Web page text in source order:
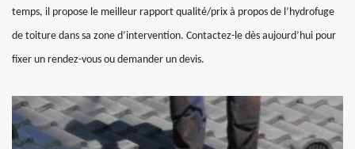
temps, il propose le meilleur rapport qualité/prix à propos de l’hydrofuge
de toiture dans sa zone d’intervention. Contactez-le dès aujourd’hui pour
fixer un rendez-vous ou demander un devis.